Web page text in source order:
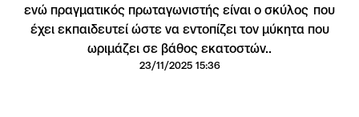
ενώ πραγματικός πρωταγωνιστής είναι ο σκύλος που
έχει εκπαιδευτεί ώστε να εντοπίζει τον μύκητα που
ωριμάζει σε βάθος εκατοστών..
23/11/2025 15:36